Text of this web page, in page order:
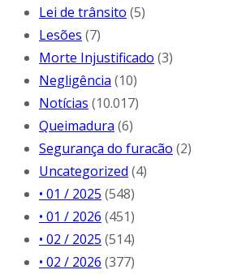
Lei de trânsito (5)
Lesões (7)
Morte Injustificado (3)
Negligência (10)
Notícias (10.017)
Queimadura (6)
Segurança do furacão (2)
Uncategorized (4)
• 01 / 2025 (548)
• 01 / 2026 (451)
• 02 / 2025 (514)
• 02 / 2026 (377)